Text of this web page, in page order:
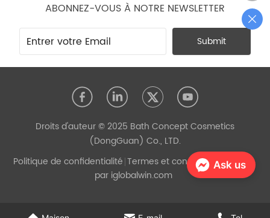
ABONNEZ-VOUS À NOTRE NEWSLETTER
Submit
Droits d'auteur © 2025 Bath Concept Cosmetics
(DongGuan) Co., LTD.
Politique de confidentialité Termes et conditions
Propulsé
par iglobalwin.com
Ask us